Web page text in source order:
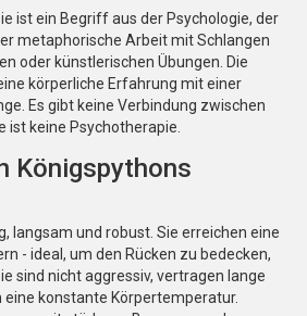
ist ein Begriff aus der Psychologie, der
metaphorische Arbeit mit Schlangen
oder künstlerischen Übungen. Die
körperliche Erfahrung mit einer
Es gibt keine Verbindung zwischen
ist keine Psychotherapie.
Königspythons
langsam und robust. Sie erreichen eine
- ideal, um den Rücken zu bedecken,
sind nicht aggressiv, vertragen lange
eine konstante Körpertemperatur.